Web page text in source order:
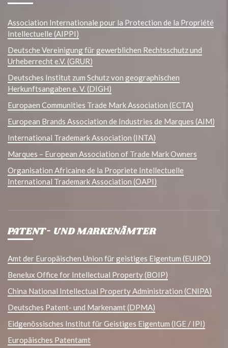
Association Internationale pour la Protection de la Propriété
Intellectuelle (AIPPI)
Deutsche Vereinigung für gewerblichen Rechtsschutz und
Urheberrecht e.V. (GRUR)
Deutsches Institut zum Schutz von geographischen
Herkunftsangaben e. V. (DIGH)
Europaen Communities Trade Mark Association (ECTA)
European Brands Association de Industries de Marques (AIM)
International Trademark Association (INTA)
Marques – European Association of Trade Mark Owners
Organisation Africaine de la Propriete Intellectuelle
International Trademark Association (OAPI)
PATENT- UND MARKENÄMTER
Amt der Europäischen Union für geistiges Eigentum (EUIPO)
Benelux Office for Intellectual Property (BOIP)
China National Intellectual Property Administration (CNIPA)
Deutsches Patent- und Markenamt (DPMA)
Eidgenössisches Institut für Geistiges Eigentum (IGE / IPI)
Europäisches Patentamt